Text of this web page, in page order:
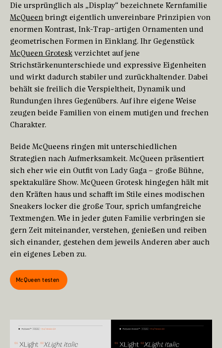
Die ursprünglich als „Display“ bezeichnete Kernfamilie
McQueen bringt eigentlich unvereinbare Prinzipien von
enormen Kontrast, Ink-Trap-artigen Ornamenten und
geometrischen Formen in Einklang. Ihr Gegenstück
McQueen Grotesk verzichtet auf jene
Strichstärkenunterschiede und expressive Eigenheiten
und wirkt dadurch stabiler und zurückhaltender. Dabei
behält sie freilich die Verspieltheit, Dynamik und
Rundungen ihres Gegenübers. Auf ihre eigene Weise
zeugen beide Familien von einem mutigen und frechen
Charakter.
Beide McQueens ringen mit unterschiedlichen
Strategien nach Aufmerksamkeit. McQueen präsentiert
sich eher wie ein Outfit von Lady Gaga – große Bühne,
spektakuläre Show. McQueen Grotesk hingegen hält mit
den Kräften haus und schafft im Stile eines modischen
Sneakers locker die große Tour, sprich umfangreiche
Textmengen. Wie in jeder guten Familie verbringen sie
gern Zeit miteinander, verstehen, genießen und reiben
sich einander, gestehen dem jeweils Anderen aber auch
ein eigenes Leben zu.
McQueen testen